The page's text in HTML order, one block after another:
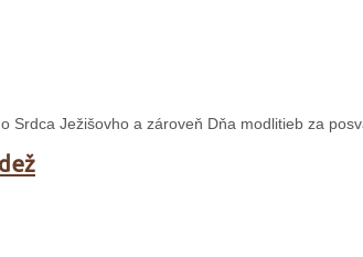
Srdca Ježišovho a zároveň Dňa modlitieb za